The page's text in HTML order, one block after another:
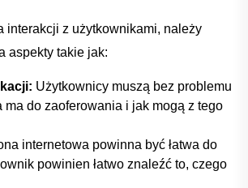
interakcji z użytkownikami, należy
aspekty ‍takie jak:
Użytkownicy muszą bez problemu
ma do‍ zaoferowania⁢ i jak mogą‌ z tego
internetowa powinna być łatwa do
powinien łatwo znaleźć to, czego